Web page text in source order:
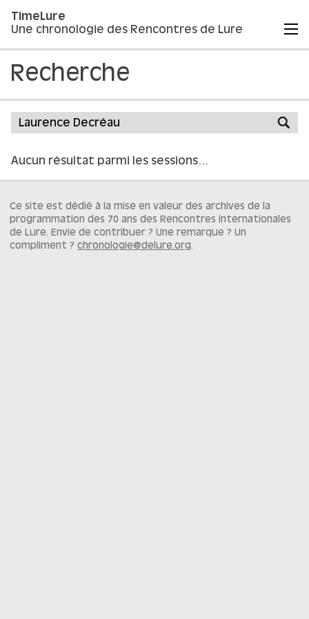
TimeLure
Une chronologie des Rencontres de Lure
Recherche
Aucun résultat parmi les sessions…
Ce site est dédié à la mise en valeur des archives de la
programmation des 70 ans des Rencontres internationales
de Lure. Envie de contribuer ? Une remarque ? Un
compliment ? chronologie@delure.org.